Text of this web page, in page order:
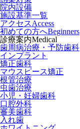
院内設備
施設基準一覧
アクセスAccess
初めての方へBeginners
診療案内Medical
歯周病治療・予防歯科
インプラント
矯正歯科
マウスピース矯正
根管治療
虫歯治療
小児・妊婦歯科
口腔外科
審美歯科
入れ歯